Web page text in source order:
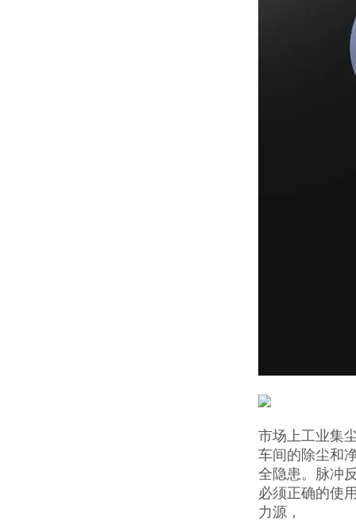
市场上工业集
车间的除尘和
全隐患。脉冲
必须正确的使
力源，